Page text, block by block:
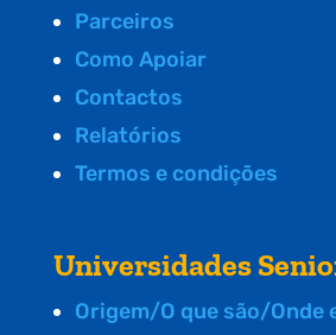
Parceiros
Como Apoiar
Contactos
Relatórios
Termos e condições
Universidades
Origem/O que são/Onde